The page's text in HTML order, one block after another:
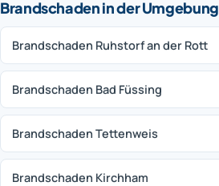
Brandschaden in der Umgebung
Brandschaden Ruhstorf an der Rott
Brandschaden Bad Füssing
Brandschaden Tettenweis
Brandschaden Kirchham